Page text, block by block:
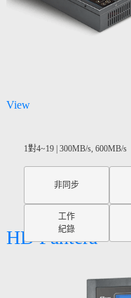
View
1對4~19 | 300MB/s, 600MB/s
非同步
工作
紀錄
HD Pantera